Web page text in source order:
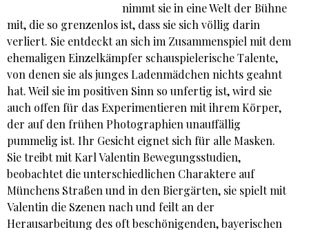
nimmt sie in eine Welt der Bühne
mit, die so grenzenlos ist, dass sie sich völlig darin
verliert. Sie entdeckt an sich im Zusammenspiel mit dem
ehemaligen Einzelkämpfer schauspielerische Talente,
von denen sie als junges Ladenmädchen nichts geahnt
hat. Weil sie im positiven Sinn so unfertig ist, wird sie
auch offen für das Experimentieren mit ihrem Körper,
der auf den frühen Photographien unauffällig
pummelig ist. Ihr Gesicht eignet sich für alle Masken.
Sie treibt mit Karl Valentin Bewegungsstudien,
beobachtet die unterschiedlichen Charaktere auf
Münchens Straßen und in den Biergärten, sie spielt mit
Valentin die Szenen nach und feilt an der
Herausarbeitung des oft beschönigenden, bayerischen